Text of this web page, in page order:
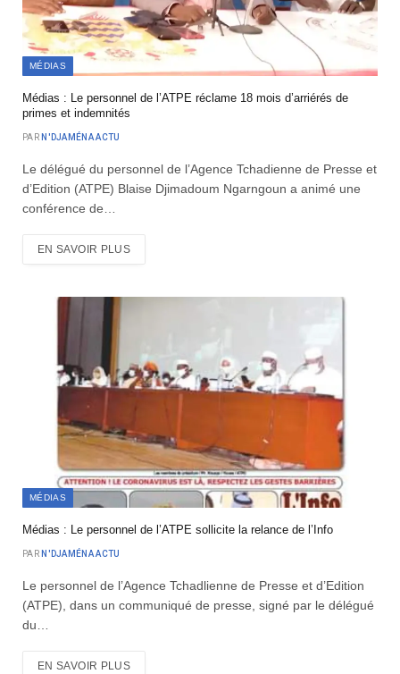
MÉDIAS
Médias : Le personnel de l’ATPE réclame 18 mois d’arriérés de
primes et indemnités
PAR N'DJAMÉNA ACTU
Le délégué du personnel de l’Agence Tchadienne de Presse et
d’Edition (ATPE) Blaise Djimadoum Ngarngoun a animé une
conférence de…
EN SAVOIR PLUS
MÉDIAS
Médias : Le personnel de l’ATPE sollicite la relance de l’Info
PAR N'DJAMÉNA ACTU
Le personnel de l’Agence Tchadlienne de Presse et d’Edition
(ATPE), dans un communiqué de presse, signé par le délégué
du…
EN SAVOIR PLUS